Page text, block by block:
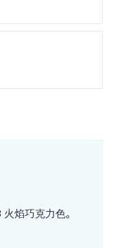
焰巧克力色。